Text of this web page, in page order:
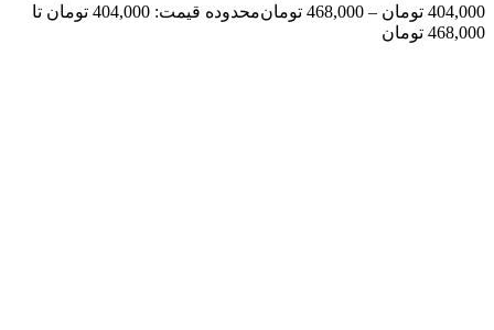
404,000 تومان –
468,000 تومان
محدوده قیمت: 404,000 تومان تا
468,000 تومان